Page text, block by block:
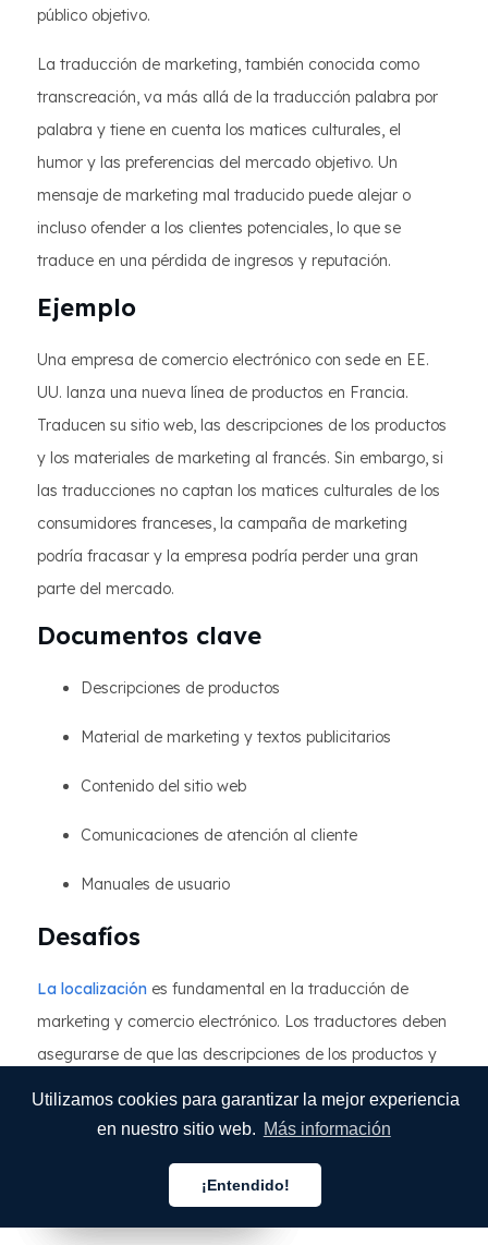
Utilizamos cookies para garantizar la mejor experiencia
en nuestro sitio web. Más información
¡Entendido!
público objetivo.
La traducción de marketing, también conocida como
transcreación, va más allá de la traducción palabra por
palabra y tiene en cuenta los matices culturales, el
humor y las preferencias del mercado objetivo. Un
mensaje de marketing mal traducido puede alejar o
incluso ofender a los clientes potenciales, lo que se
traduce en una pérdida de ingresos y reputación.
Ejemplo
Una empresa de comercio electrónico con sede en EE.
UU. lanza una nueva línea de productos en Francia.
Traducen su sitio web, las descripciones de los productos
y los materiales de marketing al francés. Sin embargo, si
las traducciones no captan los matices culturales de los
consumidores franceses, la campaña de marketing
podría fracasar y la empresa podría perder una gran
parte del mercado.
Documentos clave
Descripciones de productos
Material de marketing y textos publicitarios
Contenido del sitio web
Comunicaciones de atención al cliente
Manuales de usuario
Desafíos
La localización es fundamental en la traducción de
marketing y comercio electrónico. Los traductores deben
asegurarse de que las descripciones de los productos y
preferencias culturales del público objetivo. Esto puede
incluso el nombre del producto para que se adapte mejor
Español
Español
Español